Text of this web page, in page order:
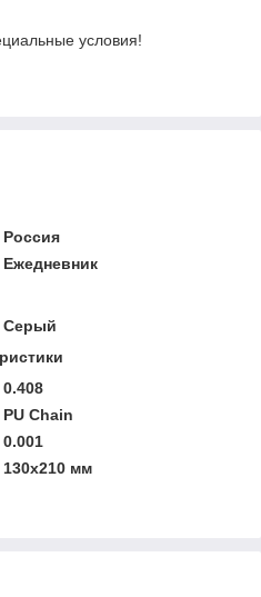
условия!
Россия
Ежедневник
Серый
0.408
PU Chain
0.001
130x210 мм